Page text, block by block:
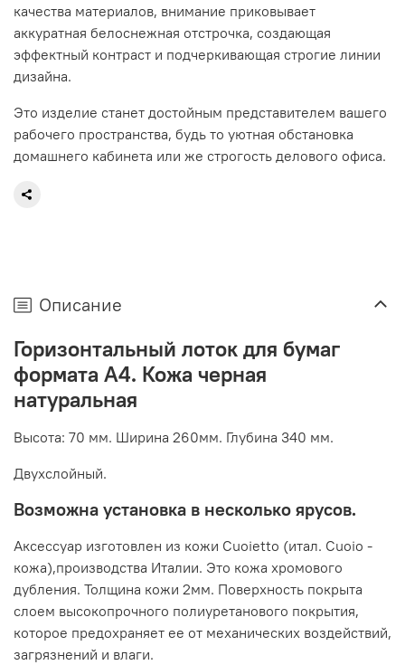
качества материалов, внимание приковывает
аккуратная белоснежная отстрочка, создающая
эффектный контраст и подчеркивающая строгие линии
дизайна.
Это изделие станет достойным представителем вашего
рабочего пространства, будь то уютная обстановка
домашнего кабинета или же строгость делового офиса.
Описание
Горизонтальный лоток для бумаг
формата А4. Кожа черная
натуральная
Высота: 70 мм. Ширина 260мм. Глубина 340 мм.
Двухслойный.
Возможна установка в несколько ярусов.
Аксессуар изготовлен из кожи Cuoietto (итал. Cuoio -
кожа),производства Италии. Это кожа хромового
дубления. Толщина кожи 2мм. Поверхность покрыта
слоем высокопрочного полиуретанового покрытия,
которое предохраняет ее от механических воздействий,
загрязнений и влаги.